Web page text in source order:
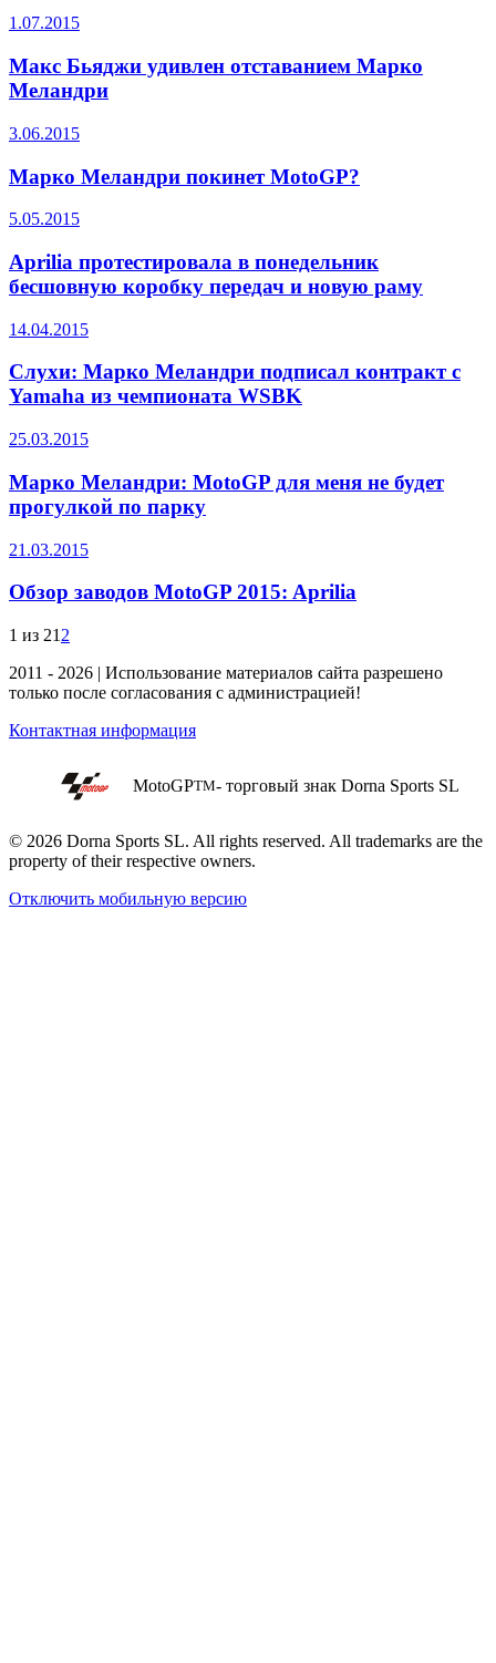
1.07.2015
Макс Бьяджи удивлен отставанием Марко
Меландри
3.06.2015
Марко Меландри покинет MotoGP?
5.05.2015
Aprilia протестировала в понедельник
бесшовную коробку передач и новую раму
14.04.2015
Слухи: Марко Меландри подписал контракт с
Yamaha из чемпионата WSBK
25.03.2015
Марко Меландри: MotoGP для меня не будет
прогулкой по парку
21.03.2015
Обзор заводов MotoGP 2015: Aprilia
1 из 21 2
2011 - 2026 | Использование материалов сайта разрешено
только после согласования с администрацией!
Контактная информация
MotoGPTM- торговый знак Dorna Sports SL
© 2026 Dorna Sports SL. All rights reserved. All trademarks are the
property of their respective owners.
Отключить мобильную версию